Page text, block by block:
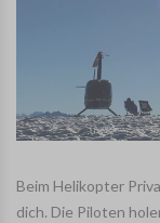
Beim Helikopter
dich. Die Piloten